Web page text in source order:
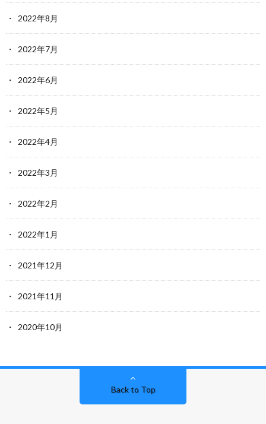
2022年8月
2022年7月
2022年6月
2022年5月
2022年4月
2022年3月
2022年2月
2022年1月
2021年12月
2021年11月
2020年10月
Back to Top